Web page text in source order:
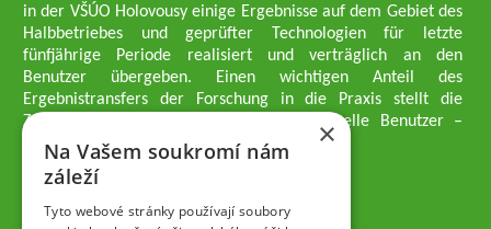
in der VŠÚO Holovousy einige Ergebnisse auf dem Gebiet des
Halbbetriebes und geprüfter Technologien für letzte
fünfjährige Periode realisiert und verträglich an den
Benutzer übergeben. Einen wichtigen Anteil des
Ergebnistransfers der Forschung in die Praxis stellt die
Züchtungsmethodik dar, die an professionelle Benutzer –
professionelle Obstzüchter übergeben wird.
Geschäftsführer der Gesellschaft
Dipl.-Ing. Tomáš Zmeškal
Dipl.-Ing. Jaroslav Vácha
×
Na Vašem soukromí nám
záleží
Tyto webové stránky používají soubory